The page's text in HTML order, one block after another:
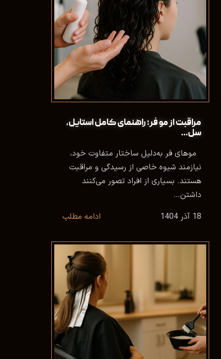
مراقبت از مو فر؛ راهنمای کامل استایل،
سل…
موهای فر به‌دلیل ساختار متفاوت خود،
نیازمند شیوه‌ خاصی از رسیدگی و مراقبت
هستند. بسیاری از افراد تصور می‌کنند
داشتن…
18 آذر 1404
ادامه مطلب